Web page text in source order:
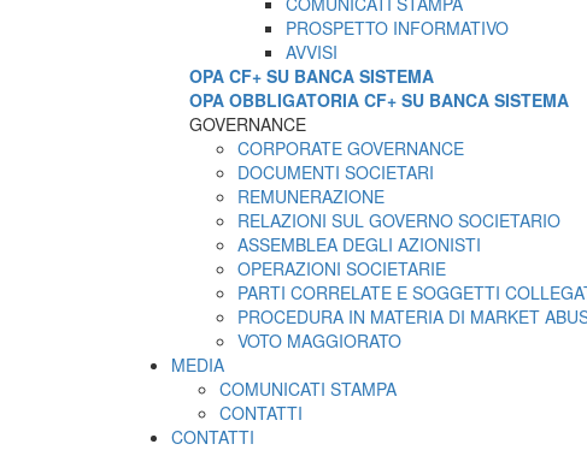
PROSPETTO INFORMATIVO
AVVISI
OPA CF+ SU BANCA SISTEMA
OPA OBBLIGATORIA CF+ SU BANCA SISTEMA
GOVERNANCE
CORPORATE GOVERNANCE
DOCUMENTI SOCIETARI
REMUNERAZIONE
RELAZIONI SUL GOVERNO SOCIETARIO
ASSEMBLEA DEGLI AZIONISTI
OPERAZIONI SOCIETARIE
PARTI CORRELATE E SOGGETTI
PROCEDURA IN MATERIA DI MARKET
VOTO MAGGIORATO
MEDIA
COMUNICATI STAMPA
CONTATTI
CONTATTI